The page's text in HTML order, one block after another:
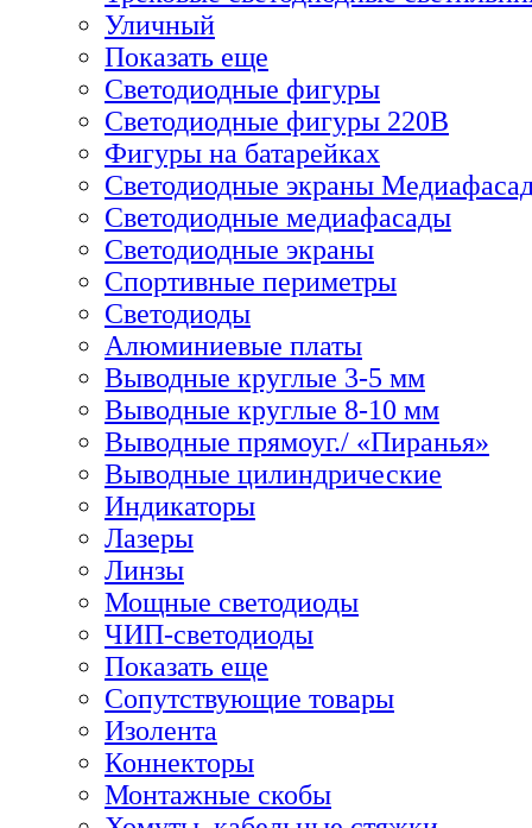
Уличный
Показать еще
Светодиодные фигуры
Светодиодные фигуры 220В
Фигуры на батарейках
Светодиодные экраны
Светодиодные медиафасады
Светодиодные экраны
Спортивные периметры
Светодиоды
Алюминиевые платы
Выводные круглые 3-5 мм
Выводные круглые 8-10 мм
Выводные прямоуг./ «Пиранья»
Выводные цилиндрические
Индикаторы
Лазеры
Линзы
Мощные светодиоды
ЧИП-светодиоды
Показать еще
Сопутствующие товары
Изолента
Коннекторы
Монтажные скобы